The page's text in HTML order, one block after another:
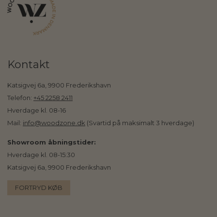
Kontakt
Katsigvej 6a, 9900 Frederikshavn
Telefon: +45 2258 2411
Hverdage kl. 08-16
Mail: info@woodzone.dk (Svartid på maksimalt 3 hverdage)
Showroom åbningstider:
Hverdage kl. 08-15:30
Katsigvej 6a, 9900 Frederikshavn
FORTRYD KØB